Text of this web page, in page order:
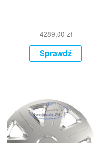
4289,00 zł
Sprawdź